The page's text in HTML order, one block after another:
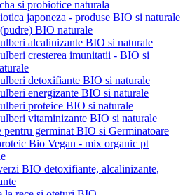
si probiotice naturala
japoneza - produse BIO si naturale
BIO naturale
alcalinizante BIO si naturale
cresterea imunitatii - BIO si
detoxifiante BIO si naturale
energizante BIO si naturale
proteice BIO si naturale
vitaminizante BIO si naturale
pentru germinat BIO si Germinatoare
Bio Vegan - mix organic pt
BIO detoxifiante, alcalinizante,